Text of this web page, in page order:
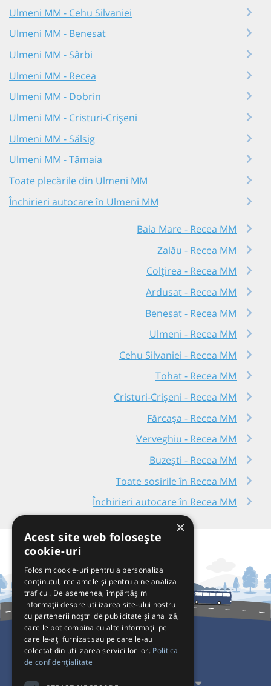
Ulmeni MM - Cehu Silvaniei
Ulmeni MM - Benesat
Ulmeni MM - Sârbi
Ulmeni MM - Recea
Ulmeni MM - Dobrin
Ulmeni MM - Cristuri-Crișeni
Ulmeni MM - Sălsig
Ulmeni MM - Tămaia
Toate plecările din Ulmeni MM
Închirieri autocare în Ulmeni MM
Baia Mare - Recea MM
Zalău - Recea MM
Colțirea - Recea MM
Ardusat - Recea MM
Benesat - Recea MM
Ulmeni - Recea MM
Cehu Silvaniei - Recea MM
Tohat - Recea MM
Cristuri-Crișeni - Recea MM
Fărcașa - Recea MM
Verveghiu - Recea MM
Buzești - Recea MM
Toate sosirile în Recea MM
Închirieri autocare în Recea MM
Pentru Călători
×
Acest site web folosește
cookie-uri
Folosim cookie-uri pentru a personaliza
conținutul, reclamele și pentru a ne analiza
traficul. De asemenea, împărtășim
informații despre utilizarea site-ului nostru
cu partenerii noștri de publicitate și analiză,
care le pot combina cu alte informații pe
care le-ați furnizat sau pe care le-au
colectat din utilizarea serviciilor lor. Politica
de confidențialitate